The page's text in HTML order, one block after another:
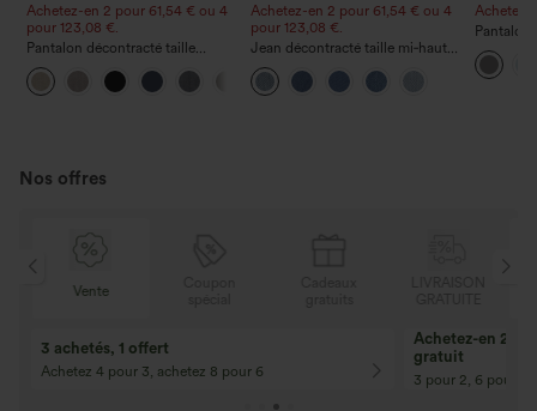
Achetez-en 2 pour 61,54 € ou 4
pour 123,08 €.
Pantalon décontracté taille
haute à jambe droite, effet lin,
avec poches
Achetez-en 2 pour 61,54 € ou 4
pour 123,08 €.
Jean décontracté taille mi‑haute,
à cordon de serrage, avec
poches
Achetez-
Pantalon
poches
Nos offres
Vente
3 achetés, 1 offert
Achetez 4 pour 3, achetez 8 pour 6
Achetez-en 2,
gratuit
3 pour 2, 6 pour 4,